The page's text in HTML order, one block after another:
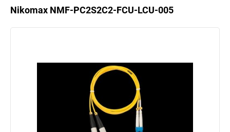
Nikomax NMF-PC2S2C2-FCU-LCU-005